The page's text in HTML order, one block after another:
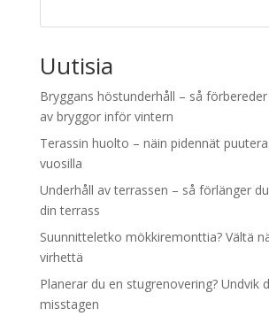
Uutisia
Bryggans höstunderhåll – så
av bryggor inför vintern
Terassin huolto – näin pidennät
vuosilla
Underhåll av terrassen – så förlänger
din terrass
Suunnitteletko mökkiremonttia? Vältä
virhettä
Planerar du en stugrenovering? Undvik
misstagen